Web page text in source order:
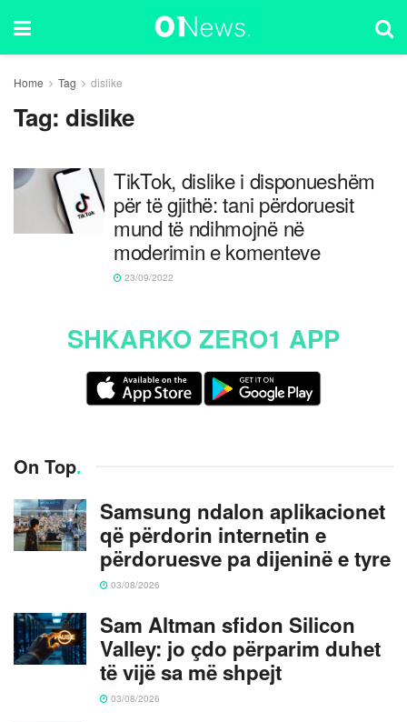
Home Tag dislike
Tag:dislike
TikTok, dislike i disponueshëm
për të gjithë: tani përdoruesit
mund të ndihmojnë në
moderimin e komenteve
23/09/2022
SHKARKO ZERO1 APP
On Top.
Samsung ndalon aplikacionet
që përdorin internetin e
përdoruesve pa dijeninë e tyre
03/08/2026
Sam Altman sfidon Silicon
Valley: jo çdo përparim duhet
të vijë sa më shpejt
03/08/2026